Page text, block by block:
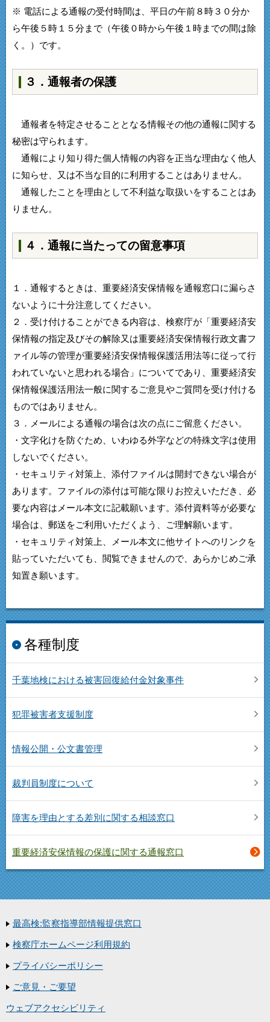
※ 電話による通報の受付時間は、平日の午前８時３０分か
ら午後５時１５分まで（午後０時から午後１時までの間は除
く。）です。
３．通報者の保護
通報者を特定させることとなる情報その他の通報に関する
秘密は守られます。
通報により知り得た個人情報の内容を正当な理由なく他人
に知らせ、又は不当な目的に利用することはありません。
通報したことを理由として不利益な取扱いをすることはあ
りません。
４．通報に当たっての留意事項
１．通報するときは、重要経済安保情報を通報窓口に漏らさ
ないように十分注意してください。
２．受け付けることができる内容は、検察庁が「重要経済安
保情報の指定及びその解除又は重要経済安保情報行政文書フ
ァイル等の管理が重要経済安保情報保護活用法等に従って行
われていないと思われる場合」についてであり、重要経済安
保情報保護活用法一般に関するご意見やご質問を受け付ける
ものではありません。
３．メールによる通報の場合は次の点にご留意ください。
・文字化けを防ぐため、いわゆる外字などの特殊文字は使用
しないでください。
・セキュリティ対策上、添付ファイルは開封できない場合が
あります。ファイルの添付は可能な限りお控えいただき、必
要な内容はメール本文に記載願います。添付資料等が必要な
場合は、郵送をご利用いただくよう、ご理解願います。
・セキュリティ対策上、メール本文に他サイトへのリンクを
貼っていただいても、閲覧できませんので、あらかじめご承
知置き願います。
各種制度
千葉地検における被害回復給付金対象事件
犯罪被害者支援制度
情報公開・公文書管理
裁判員制度について
障害を理由とする差別に関する相談窓口
重要経済安保情報の保護に関する通報窓口
最高検:監察指導部情報提供窓口
検察庁ホームページ利用規約
プライバシーポリシー
ご意見・ご要望
ウェブアクセシビリティ